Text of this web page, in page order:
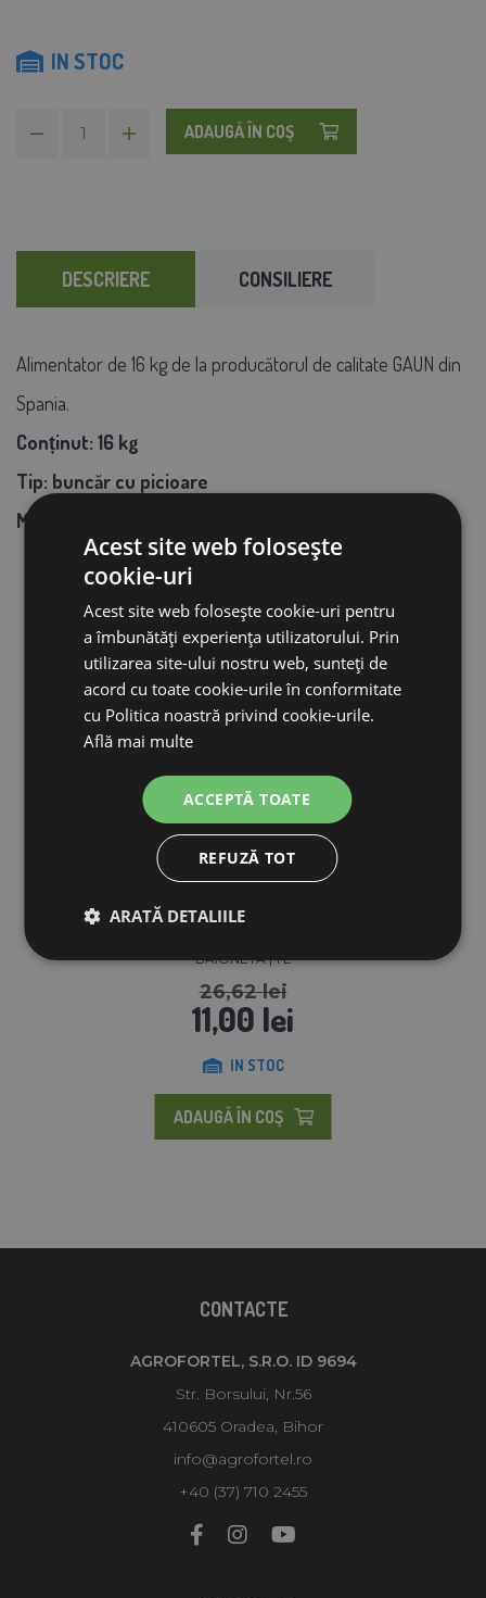
IN STOC
ADAUGĂ ÎN COŞ
DESCRIERE CONSILIERE
Alimentator de 16 kg de la producătorul de calitate GAUN din
Spania.
Conținut: 16 kg
Tip: buncăr cu picioare
Material: plastic non-toxic
PRODUSE ASEMĂNĂTOARE
BAIONETĂ | 1 L
26,62 lei
11,00 lei
IN STOC
ADAUGĂ ÎN COŞ
CONTACTE
AGROFORTEL, S.R.O. ID 9694
Str. Borsului, Nr.56
410605 Oradea, Bihor
info@agrofortel.ro
+40 (37) 710 2455
Acest site web folosește
cookie-uri
Acest site web folosește cookie-uri pentru
a îmbunătăți experiența utilizatorului. Prin
utilizarea site-ului nostru web, sunteți de
acord cu toate cookie-urile în conformitate
cu Politica noastră privind cookie-urile.
Află mai multe
ACCEPTĂ TOATE
REFUZĂ TOT
ARATĂ DETALIILE